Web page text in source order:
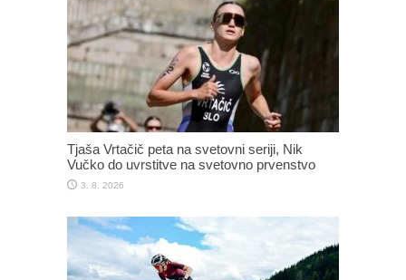
Tjaša Vrtačič peta na svetovni seriji, Nik
Vučko do uvrstitve na svetovno prvenstvo
3. 8. 2026